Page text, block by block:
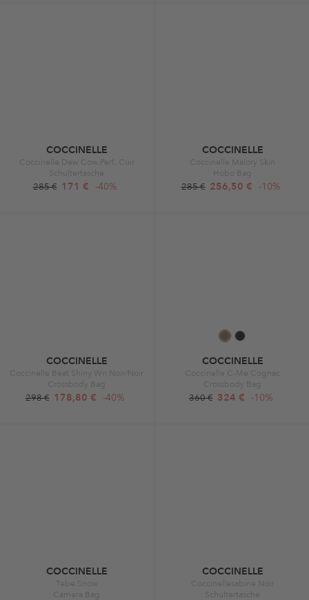
COCCINELLE
Coccinelle Dew Cow.Perf. Cuir
Schultertasche
285 € 171 € -40%
COCCINELLE
Coccinelle Malory Skin
Hobo Bag
285 € 256,50 € -10%
COCCINELLE
Coccinelle Beat Shiny Wri Noir/Noir
Crossbody Bag
298 € 178,80 € -40%
COCCINELLE
Coccinelle C-Me Cognac
Crossbody Bag
360 € 324 € -10%
COCCINELLE
Tebe Snow
Camera Bag
COCCINELLE
Coccinellesabine Noir
Schultertasche